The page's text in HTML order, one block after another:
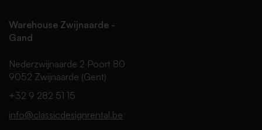
Warehouse Zwijnaarde -
Gand
Nederzwijnaarde 2 Poort 80
9052 Zwijnaarde (Gent)
+32 9 282 51 15
info@classicdesignrental.be